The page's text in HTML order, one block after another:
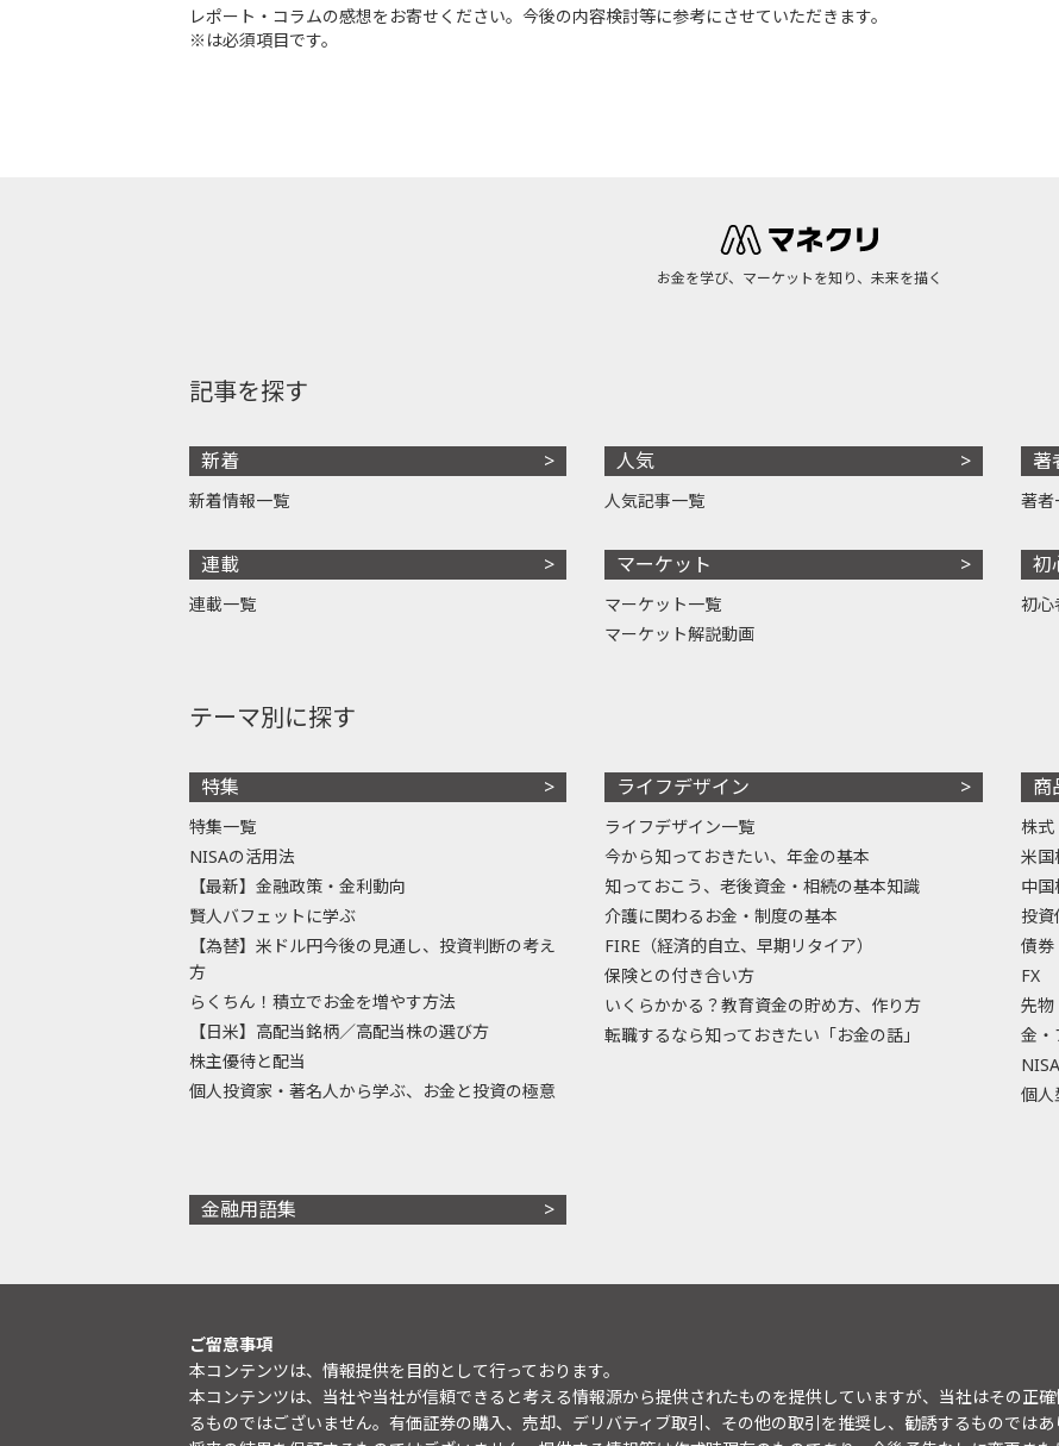
レポート・コラムの感想をお寄せください。今後の内容検討等に参考にさせていただきます。
※は必須項目です。
お金を学び、マーケットを知り、未来を描く
記事を探す
新着
新着情報一覧
連載
連載一覧
人気
人気記事一覧
マーケット
マーケット一覧
マーケット解説動画
著
著者
初
初心
テーマ別に探す
特集
特集一覧
NISAの活用法
【最新】金融政策・金利動向
賢人バフェットに学ぶ
【為替】米ドル円今後の見通し、投資判断の考え
方
らくちん！積立でお金を増やす方法
【日米】高配当銘柄／高配当株の選び方
株主優待と配当
個人投資家・著名人から学ぶ、お金と投資の極意
ライフデザイン
ライフデザイン一覧
今から知っておきたい、年金の基本
知っておこう、老後資金・相続の基本知識
介護に関わるお金・制度の基本
FIRE（経済的自立、早期リタイア）
保険との付き合い方
いくらかかる？教育資金の貯め方、作り方
転職するなら知っておきたい「お金の話」
商
株式
米国
中国
投資
債券
FX
先物
金・
NISA
個人
金融用語集
ご留意事項
本コンテンツは、情報提供を目的として行っております。
本コンテンツは、当社や当社が信頼できると考える情報源から提供されたものを提供していますが、当社はその正
るものではございません。有価証券の購入、売却、デリバティブ取引、その他の取引を推奨し、勧誘するものではあ